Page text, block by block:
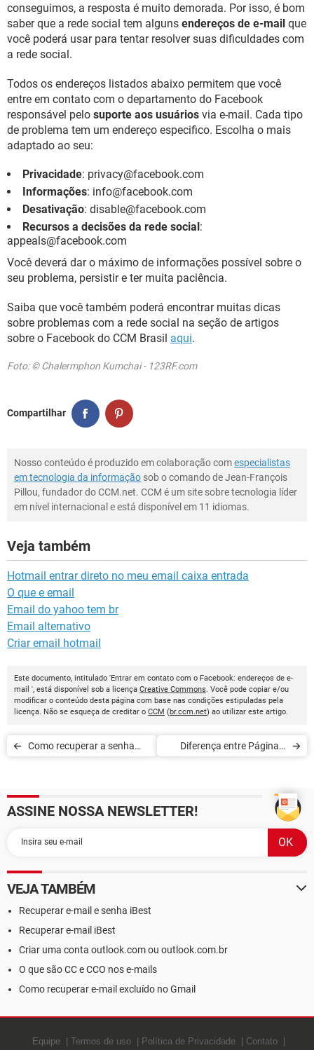
conseguimos, a resposta é muito demorada. Por isso, é bom
saber que a rede social tem alguns endereços de e-mail que
você poderá usar para tentar resolver suas dificuldades com
a rede social.
Todos os endereços listados abaixo permitem que você
entre em contato com o departamento do Facebook
responsável pelo suporte aos usuários via e-mail. Cada tipo
de problema tem um endereço especifico. Escolha o mais
adaptado ao seu:
Privacidade: privacy@facebook.com
Informações: info@facebook.com
Desativação: disable@facebook.com
Recursos a decisões da rede social:
appeals@facebook.com
Você deverá dar o máximo de informações possível sobre o
seu problema, persistir e ter muita paciência.
Saiba que você também poderá encontrar muitas dicas
sobre problemas com a rede social na seção de artigos
sobre o Facebook do CCM Brasil aqui.
Foto: © Chalermphon Kumchai - 123RF.com
Compartilhar
Nosso conteúdo é produzido em colaboração comespecialistas
em tecnologia da informação sob o comando de Jean-François
Pillou, fundador do CCM.net. CCM é um site sobre tecnologia líder
em nível internacional e está disponível em 11 idiomas.
Veja também
Hotmail entrar direto no meu email caixa entrada
O que e email
Email do yahoo tem br
Email alternativo
Criar email hotmail
Este documento, intitulado 'Entrar em contato com o Facebook: endereços de e-
mail ', está disponível sob a licença Creative Commons. Você pode copiar e/ou
modificar o conteúdo desta página com base nas condições estipuladas pela
licença. Não se esqueça de creditar o CCM (br.ccm.net) ao utilizar este artigo.
Como recuperar a senha
Diferença entre Página e
ASSINE NOSSA NEWSLETTER!
VEJA TAMBÉM
Recuperar e-mail e senha iBest
Recuperar e-mail iBest
Criar uma conta outlook.com ou outlook.com.br
O que são CC e CCO nos e-mails
Como recuperar e-mail excluído no Gmail
Equipe Termos de uso Política de Privacidade Contato